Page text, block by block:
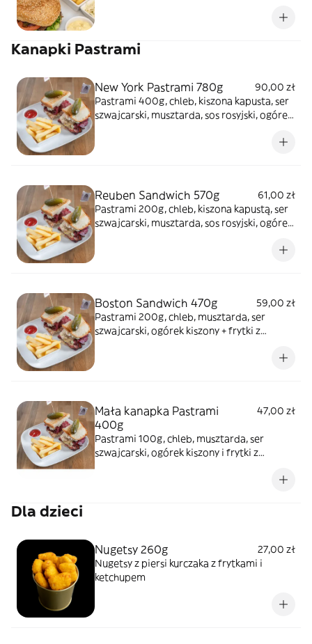
Kanapki Pastrami
New York Pastrami 780g
90,00 zł
Pastrami 400g, chleb, kiszona kapusta, ser
szwajcarski, musztarda, sos rosyjski, ogórek
Reuben Sandwich 570g
61,00 zł
Pastrami 200g, chleb, kiszona kapustą, ser
szwajcarski, musztarda, sos rosyjski, ogórek
Boston Sandwich 470g
59,00 zł
Pastrami 200g, chleb, musztarda, ser
szwajcarski, ogórek kiszony + frytki z
Mała kanapka Pastrami
400g
47,00 zł
Pastrami 100g, chleb, musztarda, ser
szwajcarski, ogórek kiszony i frytki z
Dla dzieci
Nugetsy 260g
27,00 zł
Nugetsy z piersi kurczaka z frytkami i
ketchupem